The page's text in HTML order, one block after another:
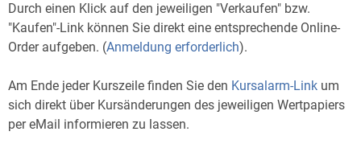
Durch einen Klick auf den jeweiligen "Verkaufen" bzw.
"Kaufen"-Link können Sie direkt eine entsprechende Online-
Order aufgeben. (Anmeldung erforderlich).
Am Ende jeder Kurszeile finden Sie den Kursalarm-Link um
sich direkt über Kursänderungen des jeweiligen Wertpapiers
per eMail informieren zu lassen.